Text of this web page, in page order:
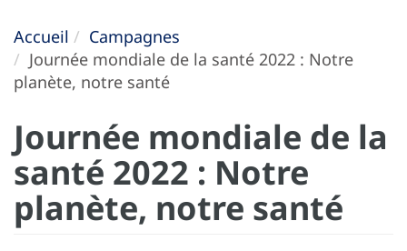
Accueil
Campagnes
Journée mondiale de la santé 2022 : Notre
planète, notre santé
Journée mondiale de la
santé 2022 : Notre
planète, notre santé